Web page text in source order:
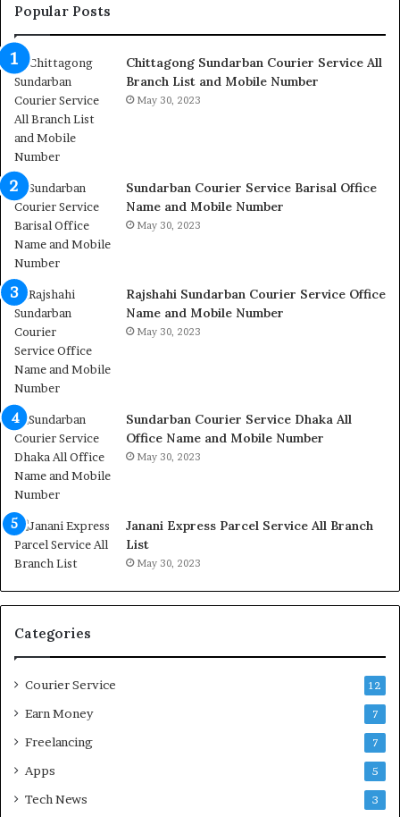
Popular Posts
Chittagong Sundarban Courier Service All
Branch List and Mobile Number
May 30, 2023
Sundarban Courier Service Barisal Office
Name and Mobile Number
May 30, 2023
Rajshahi Sundarban Courier Service Office
Name and Mobile Number
May 30, 2023
Sundarban Courier Service Dhaka All
Office Name and Mobile Number
May 30, 2023
Janani Express Parcel Service All Branch
List
May 30, 2023
Categories
Courier Service 12
Earn Money 7
Freelancing 7
Apps 5
Tech News 3